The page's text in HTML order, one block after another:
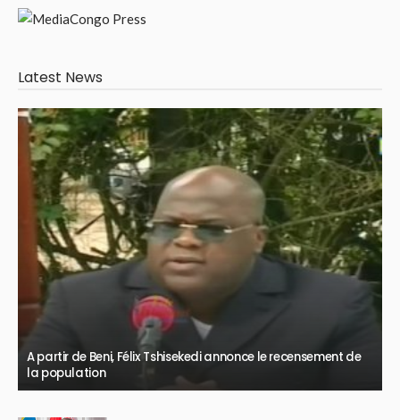
Latest News
A partir de Beni, Félix Tshisekedi annonce le recensement de
la population